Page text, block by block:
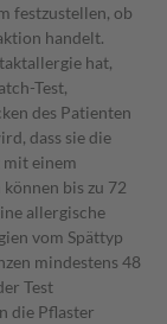
festzustellen, ob
handelt.
hat,
Test,
des Patienten
dass sie die
einem
bis zu 72
allergische
vom Spättyp
mindestens 48
Test
die Pflaster